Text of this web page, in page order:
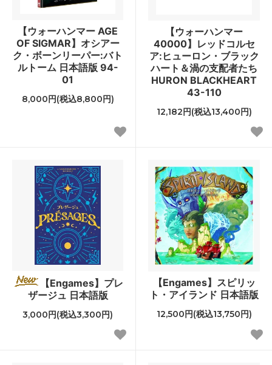
【ウォーハンマー AGE
OF SIGMAR】オシアー
ク・ボーンリーパー:バト
ルトーム 日本語版 94-
01
8,000円(税込8,800円)
【ウォーハンマー
40000】レッドコルセ
ア:ヒューロン・ブラック
ハート＆渦の支配者たち
HURON BLACKHEART
43-110
12,182円(税込13,400円)
【Engames】プレ
ザージュ 日本語版
3,000円(税込3,300円)
【Engames】スピリッ
ト・アイランド 日本語版
12,500円(税込13,750円)